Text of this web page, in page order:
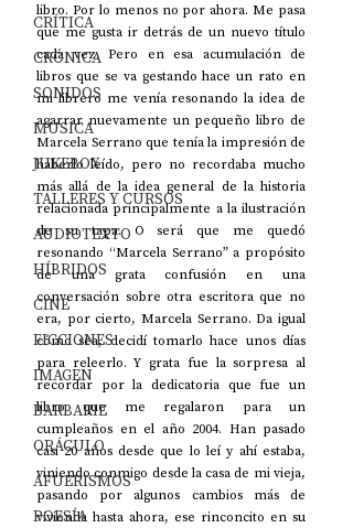
CRÍTICA
CRÓNICA
SONIDOS
MÚSICA
JUKEBOX
TALLERES Y CURSOS
AUDIOTEXTO
HÍBRIDOS
CINE
FICCIONES
IMAGEN
BARBARIE
ORÁCULO
AFUERISMOS
POESÍA
libro. Por lo menos no por ahora. Me pasa
que me gusta ir detrás de un nuevo título
cada vez. Pero en esa acumulación de
libros que se va gestando hace un rato en
mi librero me venía resonando la idea de
agarrar nuevamente un pequeño libro de
Marcela Serrano que tenía la impresión de
haberlo leído, pero no recordaba mucho
más allá de la idea general de la historia
relacionada principalmente a la ilustración
de su tapa. O será que me quedó
resonando “Marcela Serrano” a propósito
de una grata confusión en una
conversación sobre otra escritora que no
era, por cierto, Marcela Serrano. Da igual
cómo sea, decidí tomarlo hace unos días
para releerlo. Y grata fue la sorpresa al
recordar por la dedicatoria que fue un
libro que me regalaron para un
cumpleaños en el año 2004. Han pasado
casi 20 años desde que lo leí y ahí estaba,
viniendo conmigo desde la casa de mi vieja,
pasando por algunos cambios más de
vivienda hasta ahora, ese rinconcito en su